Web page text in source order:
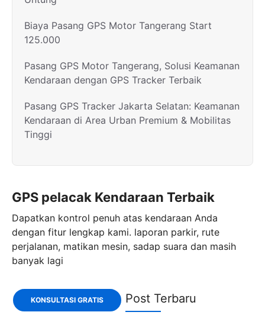
Biaya Pasang GPS Motor Tangerang Start
125.000
Pasang GPS Motor Tangerang, Solusi Keamanan
Kendaraan dengan GPS Tracker Terbaik
Pasang GPS Tracker Jakarta Selatan: Keamanan
Kendaraan di Area Urban Premium & Mobilitas
Tinggi
GPS pelacak Kendaraan Terbaik
Dapatkan kontrol penuh atas kendaraan Anda
dengan fitur lengkap kami. laporan parkir, rute
perjalanan, matikan mesin, sadap suara dan masih
banyak lagi
KONSULTASI GRATIS Post Terbaru